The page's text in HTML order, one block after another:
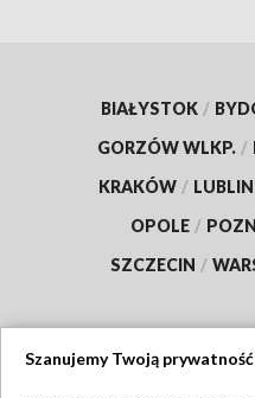
BIAŁYSTOK /
GORZÓW WLKP. /
KRAKÓW / LUBLIN
OPOLE /
SZCZECIN /
Szanujemy Twoją prywatność